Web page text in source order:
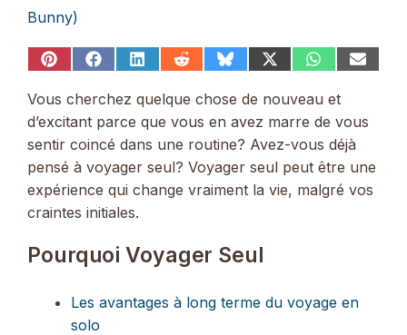
Bunny)
Share
Pinterest
Share
Facebook
Share
LinkedIn
Share
Reddit
Share
Bluesky
Share
(Twitter)
Share
WhatsApp
Share
Vous cherchez quelque chose de nouveau et
d’excitant parce que vous en avez marre de vous
sentir coincé dans une routine? Avez-vous déjà
pensé à voyager seul? Voyager seul peut être une
expérience qui change vraiment la vie, malgré vos
craintes initiales.
Pourquoi Voyager Seul
Les avantages à long terme du voyage en
solo